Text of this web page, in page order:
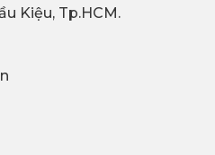
Kiệu, Tp.HCM.